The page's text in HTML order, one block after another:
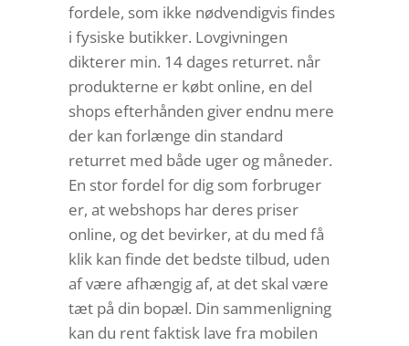
fordele, som ikke nødvendigvis findes
i fysiske butikker. Lovgivningen
dikterer min. 14 dages returret. når
produkterne er købt online, en del
shops efterhånden giver endnu mere
der kan forlænge din standard
returret med både uger og måneder.
En stor fordel for dig som forbruger
er, at webshops har deres priser
online, og det bevirker, at du med få
klik kan finde det bedste tilbud, uden
af være afhængig af, at det skal være
tæt på din bopæl. Din sammenligning
kan du rent faktisk lave fra mobilen